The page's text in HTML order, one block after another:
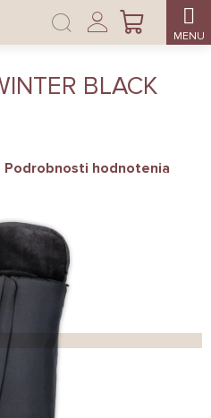
NÁKUPNÝ
Prihlásenie
BLACK
Podrobnosti hodnotenia